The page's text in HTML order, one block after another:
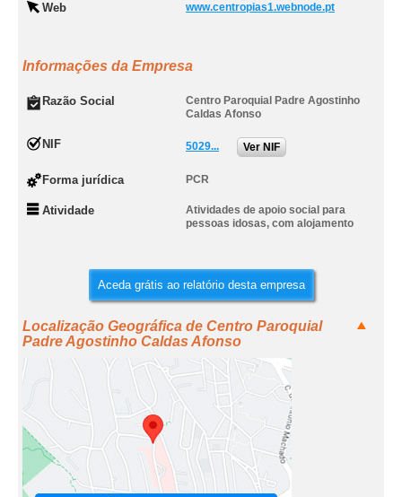
Web www.centropias1.webnode.pt
Informações da Empresa
Razão Social
Centro Paroquial Padre Agostinho
Caldas Afonso
NIF 5029... Ver NIF
Forma jurídica PCR
Atividade
Atividades de apoio social para
pessoas idosas, com alojamento
Aceda grátis ao relatório desta empresa
Localização Geográfica de Centro Paroquial
Padre Agostinho Caldas Afonso